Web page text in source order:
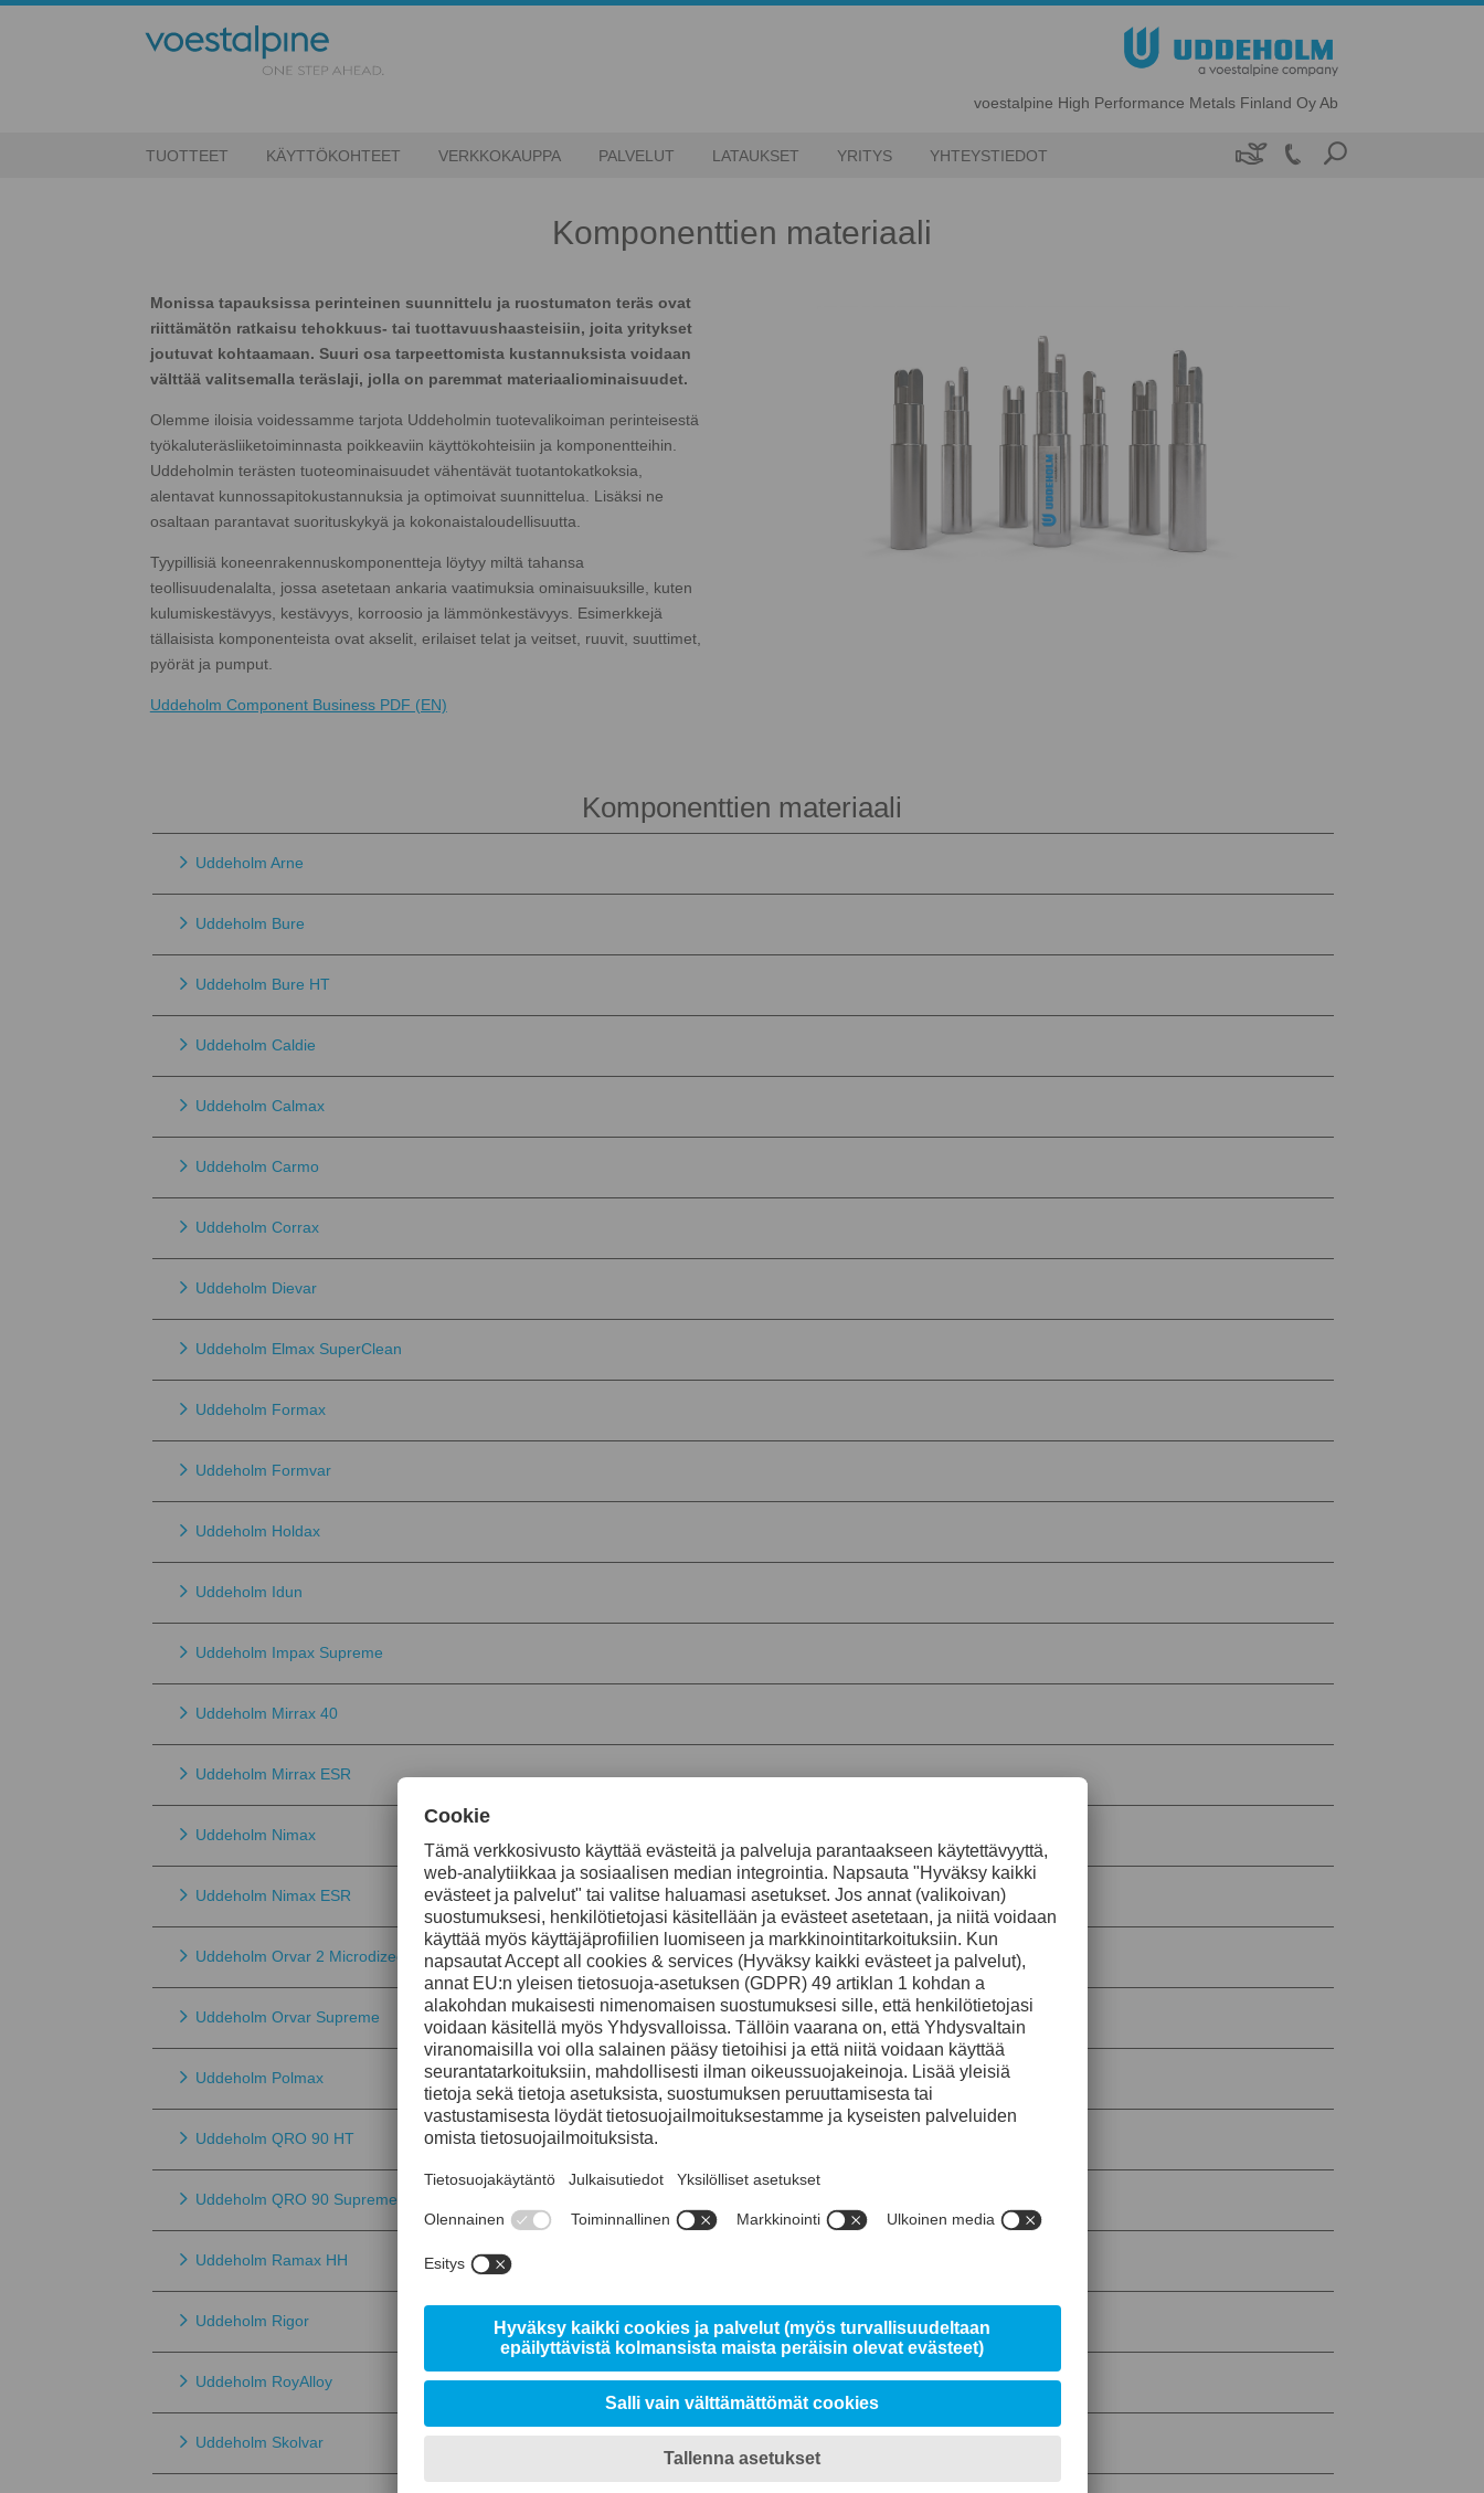
voestalpine High Performance Metals Finland Oy Ab
TUOTTEET KÄYTTÖKOHTEET VERKKOKAUPPA PALVELUT LATAUKSET YRITYS YHTEYSTIEDOT 
Komponenttien materiaali
Monissa tapauksissa perinteinen suunnittelu ja ruostumaton teräs ovat
riittämätön ratkaisu tehokkuus- tai tuottavuushaasteisiin, joita yritykset
joutuvat kohtaamaan. Suuri osa tarpeettomista kustannuksista voidaan
välttää valitsemalla teräslaji, jolla on paremmat materiaaliominaisuudet.
Olemme iloisia voidessamme tarjota Uddeholmin tuotevalikoiman perinteisestä
työkaluteräsliiketoiminnasta poikkeaviin käyttökohteisiin ja komponentteihin.
Uddeholmin terästen tuoteominaisuudet vähentävät tuotantokatkoksia,
alentavat kunnossapitokustannuksia ja optimoivat suunnittelua. Lisäksi ne
osaltaan parantavat suorituskykyä ja kokonaistaloudellisuutta.
Tyypillisiä koneenrakennuskomponentteja löytyy miltä tahansa
teollisuudenalalta, jossa asetetaan ankaria vaatimuksia ominaisuuksille, kuten
kulumiskestävyys, kestävyys, korroosio ja lämmönkestävyys. Esimerkkejä
tällaisista komponenteista ovat akselit, erilaiset telat ja veitset, ruuvit, suuttimet,
pyörät ja pumput.
Uddeholm Component Business PDF (EN)
Komponenttien materiaali
Uddeholm Arne
Uddeholm Bure
Uddeholm Bure HT
Uddeholm Caldie
Uddeholm Calmax
Uddeholm Carmo
Uddeholm Corrax
Uddeholm Dievar
Uddeholm Elmax SuperClean
Uddeholm Formax
Uddeholm Formvar
Uddeholm Holdax
Uddeholm Idun
Uddeholm Impax Supreme
Uddeholm Mirrax 40
Uddeholm Mirrax ESR
Uddeholm Nimax
Uddeholm Nimax ESR
Uddeholm Orvar 2 Microdized
Uddeholm Orvar Supreme
Uddeholm Polmax
Uddeholm QRO 90 HT
Uddeholm QRO 90 Supreme
Uddeholm Ramax HH
Uddeholm Rigor
Uddeholm RoyAlloy
Uddeholm Skolvar